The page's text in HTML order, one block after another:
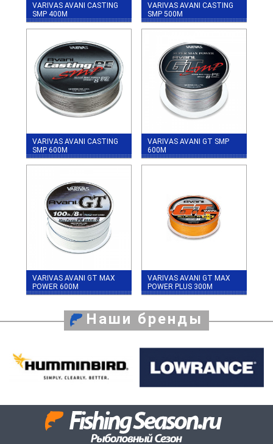
VARIVAS AVANI CASTING
SMP 400M
VARIVAS AVANI CASTING
SMP 500M
VARIVAS AVANI CASTING
SMP 600M
VARIVAS AVANI GT SMP
600M
VARIVAS AVANI GT MAX
POWER 600М
VARIVAS AVANI GT MAX
POWER PLUS 300M
Наши бренды